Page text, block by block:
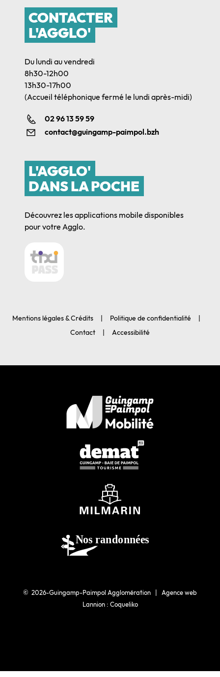
CONTACTER
L'AGGLO'
Du lundi au vendredi
8h30-12h00
13h30-17h00
(Accueil téléphonique fermé le lundi après-midi)
02 96 13 59 59
contact@guingamp-paimpol.bzh
L'AGGLO'
DANS LA POCHE
Découvrez les applications mobile disponibles
pour votre Agglo.
Mentions légales & Crédits
Politique de confidentialité
Contact
Accessibilité
© 2026-Guingamp-Paimpol Agglomération | Agence web
Lannion : Coqueliko